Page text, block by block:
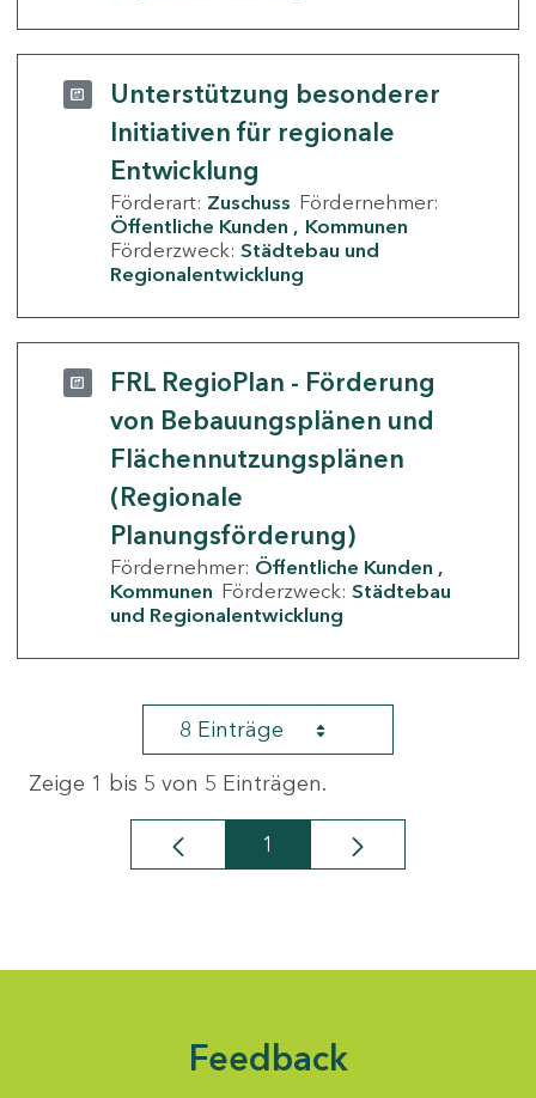
Unterstützung besonderer
Initiativen für regionale
Entwicklung
Förderart: Zuschuss Fördernehmer:
Öffentliche Kunden
Kommunen
Förderzweck: Städtebau und
Regionalentwicklung
FRL RegioPlan - Förderung
von Bebauungsplänen und
Flächennutzungsplänen
(Regionale
Planungsförderung)
Fördernehmer: Öffentliche Kunden
Kommunen Förderzweck: Städtebau
und Regionalentwicklung
8 Einträge
Zeige 1 bis 5 von 5 Einträgen.
Seite
1
Feedback